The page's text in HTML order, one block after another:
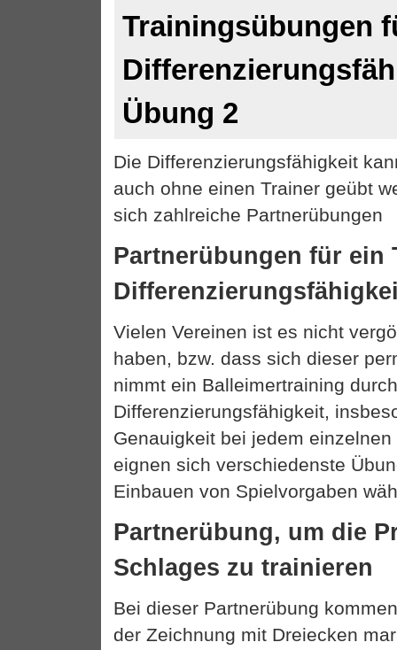
Trainingsübungen
Übung 2
Die Differenzierungsfähigkeit
auch ohne einen Trainer geübt
sich zahlreiche Partnerübungen
Partnerübungen für ein
Vielen Vereinen ist es nicht
haben, bzw. dass sich dieser
nimmt ein Balleimertraining
Differenzierungsfähigkeit,
Genauigkeit bei jedem
eignen sich verschiedenste
Einbauen von Spielvorgaben
Partnerübung, um die
Schlages zu trainieren
Bei dieser Partnerübung
der Zeichnung mit Dreiecken